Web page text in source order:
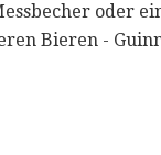
oder
Bieren -